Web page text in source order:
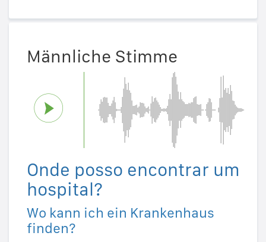
Männliche Stimme
Onde posso encontrar um
hospital?
Wo kann ich ein Krankenhaus
finden?